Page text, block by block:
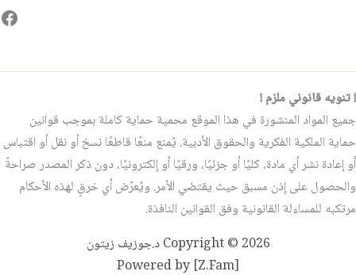
! تنويه قانوني ملزم !
جميع المواد المنشورة في هذا الموقع محمية حماية كاملة بموجب قوانين
حماية الملكية الفكرية والحقوق الأدبية. يُمنع منعًا قاطعًا نسخ أو نقل أو اقتباس
أو إعادة نشر أي مادة، كليًا أو جزئيًا، ورقيًا أو إلكترونيًا، دون ذكر المصدر صراحةً
والحصول على إذن مسبق حيث يقتضي الأمر. ويُعرّض أي خرقٍ لهذه الأحكام
مرتكبه للمساءلة القانونية وفق القوانين النافذة.
Copyright © 2026 د.جوزيف زيتون
Powered by [Z.Fam]